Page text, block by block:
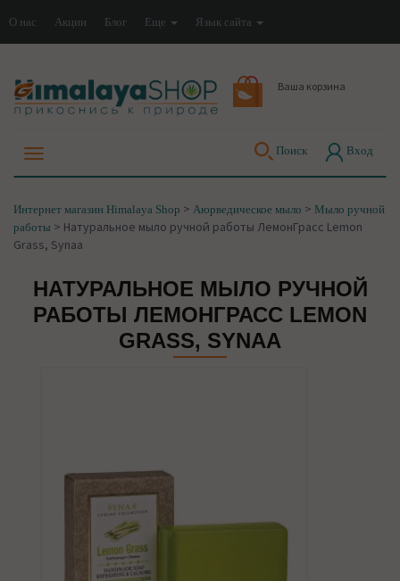
О нас Акции Блог Еще Язык сайта
Ваша корзина
Поиск Вход
Интернет магазин Himalaya Shop > Аюрведическое мыло > Мыло ручной
работы > Натуральное мыло ручной работы ЛемонГрасс Lemon
Grass, Synaa
НАТУРАЛЬНОЕ МЫЛО РУЧНОЙ
РАБОТЫ ЛЕМОНГРАСС LEMON
GRASS, SYNAA